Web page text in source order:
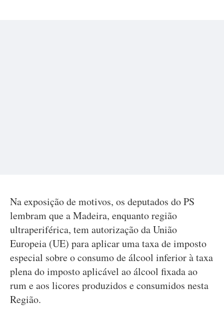
Na exposição de motivos, os deputados do PS
lembram que a Madeira, enquanto região
ultraperiférica, tem autorização da União
Europeia (UE) para aplicar uma taxa de imposto
especial sobre o consumo de álcool inferior à taxa
plena do imposto aplicável ao álcool fixada ao
rum e aos licores produzidos e consumidos nesta
Região.